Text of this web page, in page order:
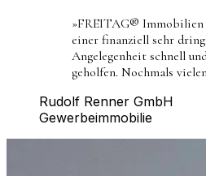
»FREITAG® Immobilien
einer finanziell sehr
Angelegenheit schnell
geholfen. Nochmals
Rudolf Renner GmbH
Gewerbeimmobilie